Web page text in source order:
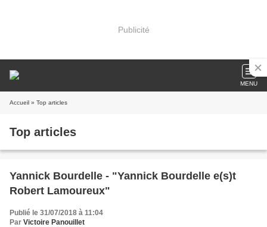
Publicité
MENU
Accueil » Top articles
Top articles
Yannick Bourdelle - "Yannick Bourdelle e(s)t
Robert Lamoureux"
Publié le 31/07/2018 à 11:04
Par Victoire Panouillet